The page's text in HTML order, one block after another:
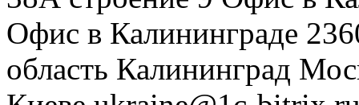
Офис в Калининграде
область Калининград